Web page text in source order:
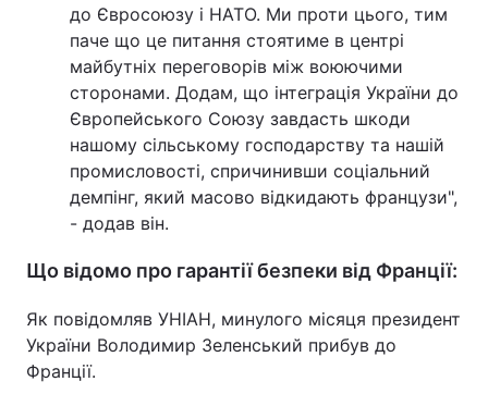
до Євросоюзу і НАТО. Ми проти цього, тим
паче що це питання стоятиме в центрі
майбутніх переговорів між воюючими
сторонами. Додам, що інтеграція України до
Європейського Союзу завдасть шкоди
нашому сільському господарству та нашій
промисловості, спричинивши соціальний
демпінг, який масово відкидають французи",
- додав він.
Що відомо про гарантії безпеки від Франції:
Як повідомляв УНІАН, минулого місяця президент
України Володимир Зеленський прибув до
Франції.